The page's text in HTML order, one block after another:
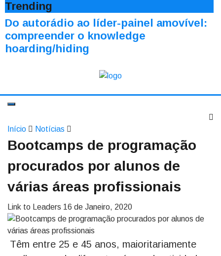
Trending
Do autorádio ao líder-painel amovível:
compreender o knowledge
hoarding/hiding
Início Notícias
Bootcamps de programação
procurados por alunos de
várias áreas profissionais
Link to Leaders 16 de Janeiro, 2020
Têm entre 25 e 45 anos, maioritariamente